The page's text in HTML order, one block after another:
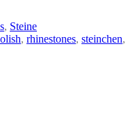
, Steine
, rhinestones, steinchen,